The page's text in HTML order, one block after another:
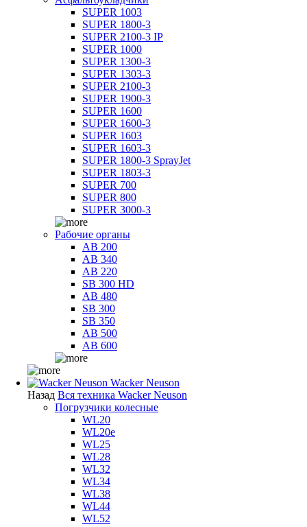
SUPER 1003
SUPER 1800-3
SUPER 2100-3 IP
SUPER 1000
SUPER 1300-3
SUPER 1303-3
SUPER 2100-3
SUPER 1900-3
SUPER 1600
SUPER 1600-3
SUPER 1603
SUPER 1603-3
SUPER 1800-3 SprayJet
SUPER 1803-3
SUPER 700
SUPER 800
SUPER 3000-3
Рабочие органы
AB 200
AB 340
AB 220
SB 300 HD
AB 480
SB 300
SB 350
AB 500
AB 600
Wacker Neuson
Назад Вся техника Wacker Neuson
Погрузчики колесные
WL20
WL20e
WL25
WL28
WL32
WL34
WL38
WL44
WL52